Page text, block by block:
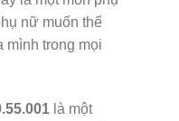
nữ muốn thể
mình trong mọi
là một